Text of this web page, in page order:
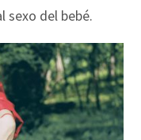
sexo del bebé.